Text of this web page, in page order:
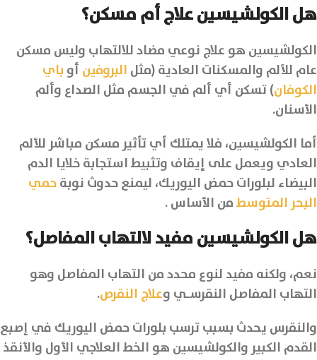
هل الكولشيسين علاج أم مسكن؟
الكولشيسين هو علاج نوعي مضاد للالتهاب وليس مسكن
عام للألم والمسكنات العادية (مثل البروفين أو باي
الكوفان) تسكن أي ألم في الجسم مثل الصداع وألم
الأسنان.
أما الكولشيسين، فلا يمتلك أي تأثير مسكن مباشر للألم
العادي ويعمل على إيقاف وتثبيط استجابة خلايا الدم
البيضاء لبلورات حمض اليوريك، ليمنع حدوث نوبةحمي
البحر المتوسطمن الأساس .
هل الكولشيسين مفيد لالتهاب المفاصل؟
نعم، ولكنه مفيد لنوع محدد من التهاب المفاصل وهو
التهاب المفاصل النقرسـي وعلاج النقرص.
والنقرس يحدث بسبب ترسب بلورات حمض اليوريك في إصبع
القدم الكبير والكولشيسين هو الخط العلاجي الأول والأنقذ